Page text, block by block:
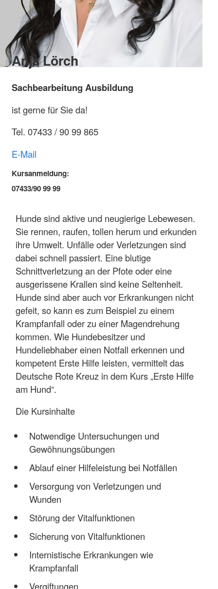
Anja Lörch
Sachbearbeitung Ausbildung
ist gerne für Sie da!
Tel. 07433 / 90 99 865
E-Mail
Kursanmeldung:
07433/90 99 99
Hunde sind aktive und neugierige Lebewesen.
Sie rennen, raufen, tollen herum und erkunden
ihre Umwelt. Unfälle oder Verletzungen sind
dabei schnell passiert. Eine blutige
Schnittverletzung an der Pfote oder eine
ausgerissene Krallen sind keine Seltenheit.
Hunde sind aber auch vor Erkrankungen nicht
gefeit, so kann es zum Beispiel zu einem
Krampfanfall oder zu einer Magendrehung
kommen. Wie Hundebesitzer und
Hundeliebhaber einen Notfall erkennen und
kompetent Erste Hilfe leisten, vermittelt das
Deutsche Rote Kreuz in dem Kurs „Erste Hilfe
am Hund“.
Die Kursinhalte
Notwendige Untersuchungen und
Gewöhnungsübungen
Ablauf einer Hilfeleistung bei Notfällen
Versorgung von Verletzungen und
Wunden
Störung der Vitalfunktionen
Sicherung von Vitalfunktionen
Internistische Erkrankungen wie
Krampfanfall
Vergiftungen